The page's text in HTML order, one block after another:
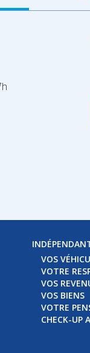
VOS
VOTRE
VOS
VOS BIENS
VOTRE
CHECK-UP